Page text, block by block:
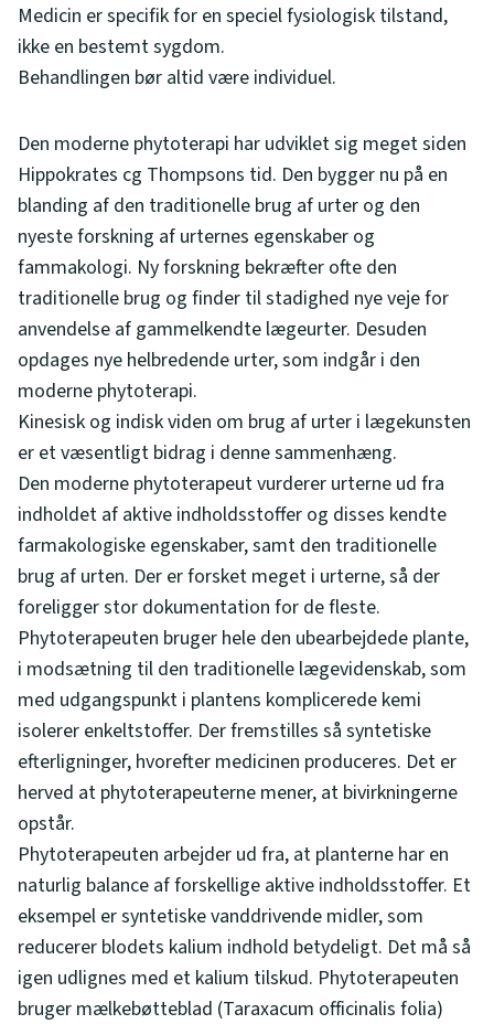
Medicin er specifik for en speciel fysiologisk tilstand,
ikke en bestemt sygdom.
Behandlingen bør altid være individuel.
Den moderne phytoterapi har udviklet sig meget siden
Hippokrates cg Thompsons tid. Den bygger nu på en
blanding af den traditionelle brug af urter og den
nyeste forskning af urternes egenskaber og
fammakologi. Ny forskning bekræfter ofte den
traditionelle brug og finder til stadighed nye veje for
anvendelse af gammelkendte lægeurter. Desuden
opdages nye helbredende urter, som indgår i den
moderne phytoterapi.
Kinesisk og indisk viden om brug af urter i lægekunsten
er et væsentligt bidrag i denne sammenhæng.
Den moderne phytoterapeut vurderer urterne ud fra
indholdet af aktive indholdsstoffer og disses kendte
farmakologiske egenskaber, samt den traditionelle
brug af urten. Der er forsket meget i urterne, så der
foreligger stor dokumentation for de fleste.
Phytoterapeuten bruger hele den ubearbejdede plante,
i modsætning til den traditionelle lægevidenskab, som
med udgangspunkt i plantens komplicerede kemi
isolerer enkeltstoffer. Der fremstilles så syntetiske
efterligninger, hvorefter medicinen produceres. Det er
herved at phytoterapeuterne mener, at bivirkningerne
opstår.
Phytoterapeuten arbejder ud fra, at planterne har en
naturlig balance af forskellige aktive indholdsstoffer. Et
eksempel er syntetiske vanddrivende midler, som
reducerer blodets kalium indhold betydeligt. Det må så
igen udlignes med et kalium tilskud. Phytoterapeuten
bruger mælkebøtteblad (Taraxacum officinalis folia)